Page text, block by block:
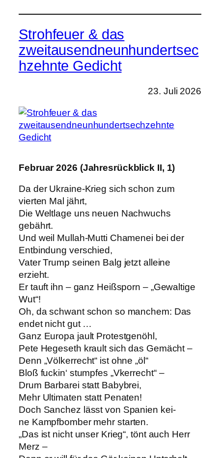
Strohfeuer & das
zweitausendneunhundertsec
hzehnte Gedicht
23. Juli 2026
Februar 2026 (Jahresrückblick II, 1)
Da der Ukraine-Krieg sich schon zum
vierten Mal jährt,
Die Weltlage uns neuen Nachwuchs
gebährt.
Und weil Mullah-Mutti Chamenei bei der
Entbindung verschied,
Vater Trump seinen Balg jetzt alleine
erzieht.
Er tauft ihn – ganz Heißsporn – „Gewaltige
Wut“!
Oh, da schwant schon so manchem: Das
endet nicht gut …
Ganz Europa jault Protestgenöhl,
Pete Hegeseth krault sich das Gemächt –
Denn „Völkerrecht“ ist ohne „öl“
Bloß fuckin‘ stumpfes „Vkerrecht“ –
Drum Barbarei statt Babybrei,
Mehr Ultimaten statt Penaten!
Doch Sanchez lässt von Spanien kei-
ne Kampfbomber mehr starten.
„Das ist nicht unser Krieg“, tönt auch Herr
Merz –